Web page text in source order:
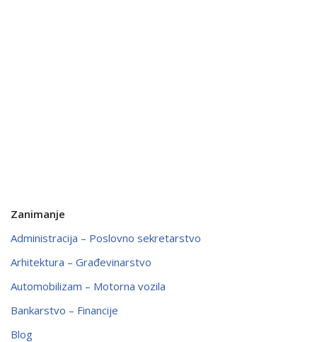
Zanimanje
Administracija – Poslovno sekretarstvo
Arhitektura – Građevinarstvo
Automobilizam – Motorna vozila
Bankarstvo – Financije
Blog